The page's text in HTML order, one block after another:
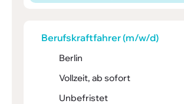
Berufs­kraft­fahrer (m/w/d)
Berlin
Vollzeit, ab sofort
Unbefristet